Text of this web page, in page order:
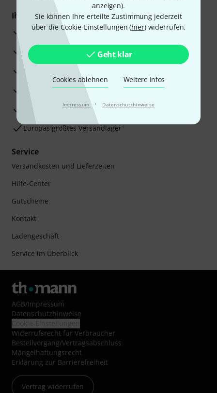
anzeigen).
Sie können Ihre erteilte Zustimmung jederzeit
über die Cookie-Einstellungen (hier) widerrufen.
Geht klar
Cookies ablehnen Weitere Infos
Impressum · Datenschutzhinweise
Ihre Vorteile
3 Jahre Thomann Garantie
30 Tage Money-Back-Garantie
Reparaturservice
Beratung durch Fachexperten
Zufriedenheitsgarantie
Europas größtes Versandlager
Service
Versandkosten und Lieferzeiten
Hilfe-Center
Gutscheine
Kontakt
Ladengeschäft
Service im Überblick
AGB/Impressum
Datenschutzhinweise
Widerrufsrecht für Verbraucher
Bestellvorgang/Vertragsabschluss
Mängelhaftungsrecht
Erklärung zur Barrierefreiheit
Vertrag widerrufen